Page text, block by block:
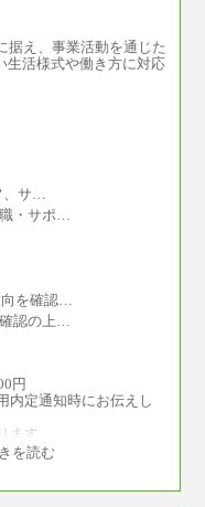
据え、事業活動を通じた
生活様式や働き方に対応
、サ…
・サポ…
向を確認…
認の上…
円
内定通知時にお伝えし
ます
を読む